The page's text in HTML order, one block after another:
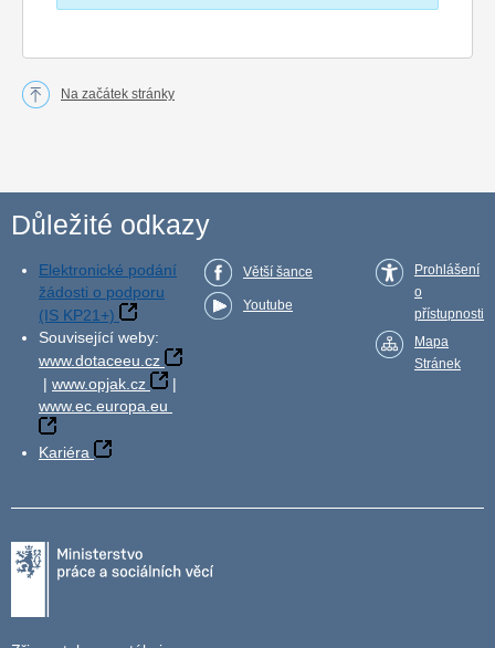
Na začátek stránky
Důležité odkazy
Elektronické podání
žádosti o podporu
(IS KP21+)
Související weby:
www.dotaceeu.cz
| www.opjak.cz
|
www.ec.europa.eu
Kariéra
Větší šance
Youtube
Prohlášení
o
přístupnosti
Mapa
Stránek